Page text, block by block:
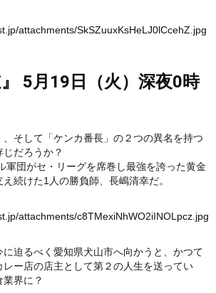
attachments/SkSZuuxKsHeLJ0lCcehZ.jpg
5月19日（火）深夜0時
そして「ケンカ番長」の２つの異名を持つ
だろうか？
軍団がセ・リーグを席巻し最強を誇った黄金
続けた1人の勝負師、長嶋清幸だ。
attachments/c8TMexiNhWO2iINOLpcz.jpg
迫るべく愛知県犬山市へ向かうと、かつて
ー店の店主として第２の人生を送ってい
界に？